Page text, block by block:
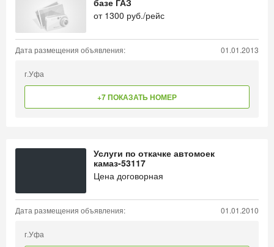
базе ГАЗ
от 1300 руб./рейс
Дата размещения объявления: 01.01.2013
г.Уфа
+7 ПОКАЗАТЬ НОМЕР
Услуги по откачке автомоек
камаз-53117
Цена договорная
Дата размещения объявления: 01.01.2010
г.Уфа